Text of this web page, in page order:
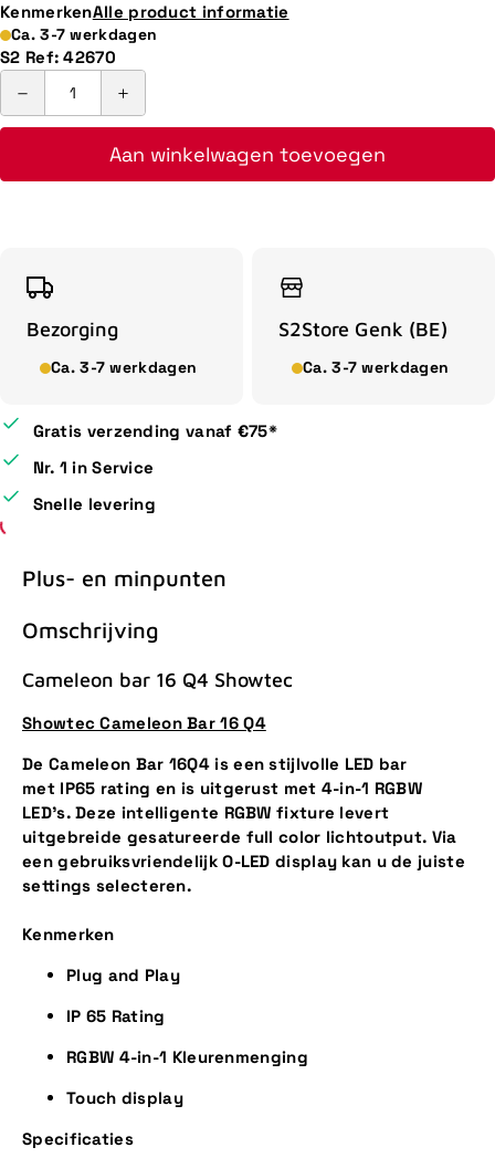
KenmerkenAlle product informatie
Ca. 3-7 werkdagen
S2 Ref: 42670
Aan winkelwagen toevoegen
Bezorging
Ca. 3-7 werkdagen
S2Store Genk (BE)
Ca. 3-7 werkdagen
Gratis verzending vanaf €75*
Nr. 1 in Service
Snelle levering
Plus- en minpunten
Omschrijving
Cameleon bar 16 Q4 Showtec
Showtec Cameleon Bar 16 Q4
De Cameleon Bar 16Q4 is een stijlvolle LED bar
met IP65 rating en is uitgerust met 4-in-1 RGBW
LED's. Deze intelligente RGBW fixture levert
uitgebreide gesatureerde full color lichtoutput. Via
een gebruiksvriendelijk O-LED display kan u de juiste
settings selecteren.
Kenmerken
Plug and Play
IP 65 Rating
RGBW 4-in-1 Kleurenmenging
Touch display
Specificaties